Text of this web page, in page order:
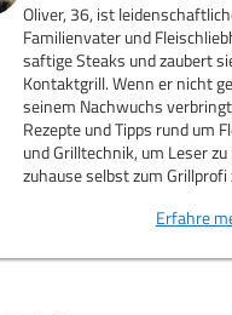
Oliver, 36, ist
Familienvater und
saftige Steaks und zaubert
Kontaktgrill. Wenn er nicht
seinem Nachwuchs
Rezepte und Tipps rund um
und Grilltechnik, um Leser
zuhause selbst zum Grillprofi
Erfahre